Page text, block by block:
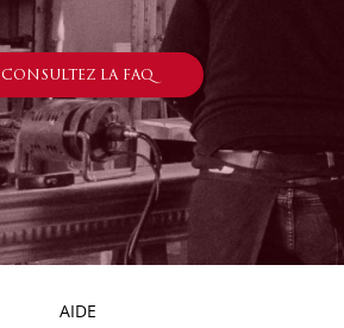
CONSULTEZ LA FAQ
AIDE